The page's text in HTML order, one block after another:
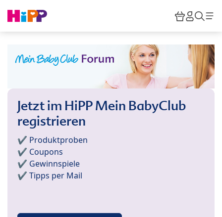
HiPP
Jetzt im HiPP Mein BabyClub
registrieren
✔️ Produktproben
✔️ Coupons
✔️ Gewinnspiele
✔️ Tipps per Mail